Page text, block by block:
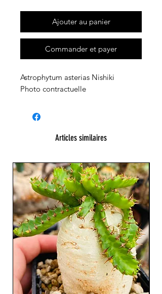
Ajouter au panier
Commander et payer
Astrophytum asterias Nishiki
Photo contractuelle
Articles similaires